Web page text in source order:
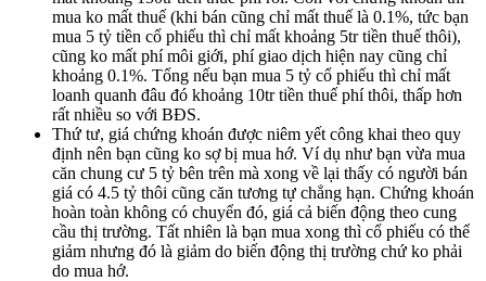
mua ko mất thuế (khi bán cũng chỉ mất thuế là 0.1%, tức bạn
mua 5 tỷ tiền cổ phiếu thì chỉ mất khoảng 5tr tiền thuế thôi),
cũng ko mất phí môi giới, phí giao dịch hiện nay cũng chỉ
khoảng 0.1%. Tổng nếu bạn mua 5 tỷ cổ phiếu thì chỉ mất
loanh quanh đâu đó khoảng 10tr tiền thuế phí thôi, thấp hơn
rất nhiều so với BĐS.
Thứ tư, giá chứng khoán được niêm yết công khai theo quy
định nên bạn cũng ko sợ bị mua hớ. Ví dụ như bạn vừa mua
căn chung cư 5 tỷ bên trên mà xong về lại thấy có người bán
giá có 4.5 tỷ thôi cũng căn tương tự chẳng hạn. Chứng khoán
hoàn toàn không có chuyển đó, giá cả biến động theo cung
cầu thị trường. Tất nhiên là bạn mua xong thì cổ phiếu có thể
giảm nhưng đó là giảm do biến động thị trường chứ ko phải
do mua hớ.